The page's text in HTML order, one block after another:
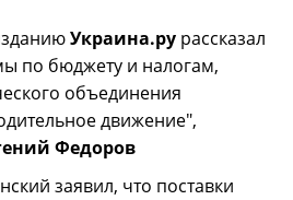
Украина.ру рассказал
по бюджету и налогам,
объединения
движение",
Федоров
заявил, что поставки